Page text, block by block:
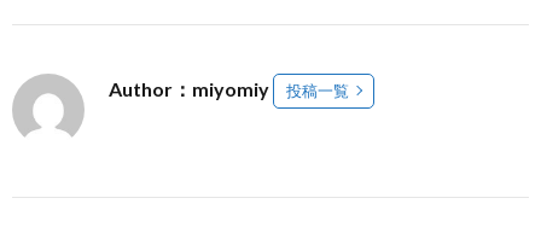
Author：miyomiy 投稿一覧